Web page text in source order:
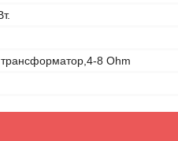
8 Ohm